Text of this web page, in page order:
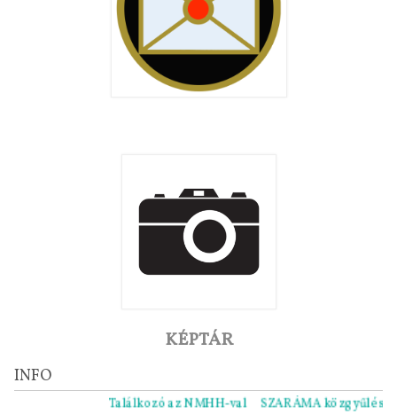
KÉPTÁR
INFO
Találkozó az NMHH-val SZARÁMA közgyűlés